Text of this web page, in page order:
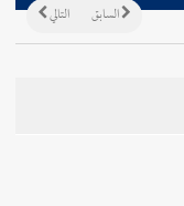
التالي السابق